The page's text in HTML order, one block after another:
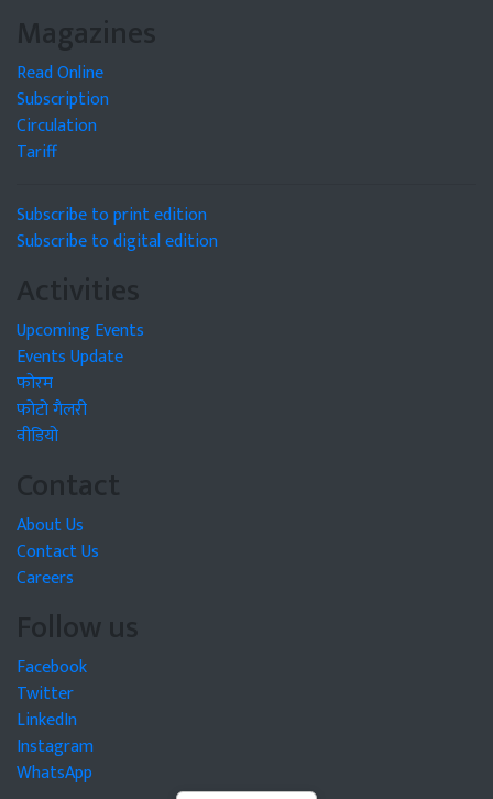
Magazines
Read Online
Subscription
Circulation
Tariff
Subscribe to print edition
Subscribe to digital edition
Activities
Upcoming Events
Events Update
फोरम
फोटो गैलरी
वीडियो
Contact
About Us
Contact Us
Careers
Follow us
Facebook
Twitter
LinkedIn
Instagram
WhatsApp